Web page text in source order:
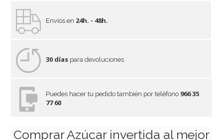
Envíos en 24h. - 48h.
30 días para devoluciones
Puedes hacer tu pedido también por teléfono 966 35
77 60
Comprar Azúcar invertida al mejor